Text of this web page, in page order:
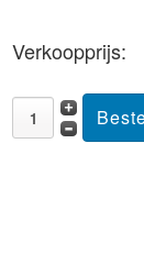
Verkoopprijs: